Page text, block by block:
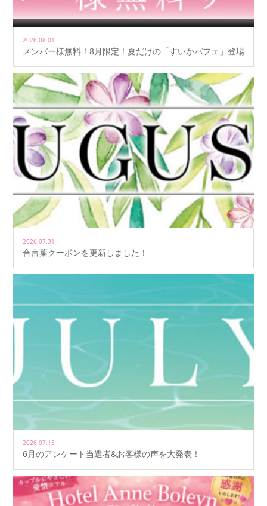
2026.08.01
メンバー様無料！8月限定！夏だけの「すいかパフェ」登場
2026.07.31
合言葉クーポンを更新しました！
2026.07.15
6月のアンケート当選者&お客様の声を大発表！